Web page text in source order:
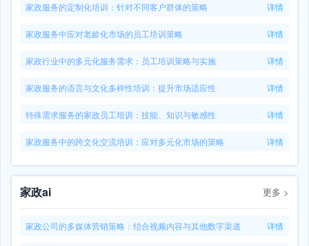
家政服务的定制化培训：针对不同客户群体的策略 详情
家政服务中应对老龄化市场的员工培训策略 详情
家政行业中的多元化服务需求：员工培训策略与实施 详情
家政服务的语言与文化多样性培训：提升市场适应性 详情
特殊需求服务的家政员工培训：技能、知识与敏感性 详情
家政服务中的跨文化交流培训：应对多元化市场的策略 详情
家政ai 更多 >
家政公司的多媒体营销策略：结合视频内容与其他数字渠道 详情